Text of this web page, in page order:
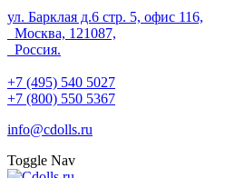
ул. Барклая д.6 стр. 5, офис 116,
Москва, 121087,
Россия.
+7 (495) 540 5027
+7 (800) 550 5367
info@cdolls.ru
Toggle Nav